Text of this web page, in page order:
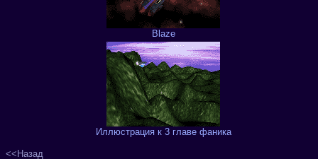
Blaze
Иллюстрация к 3 главе фаника
<<Назад